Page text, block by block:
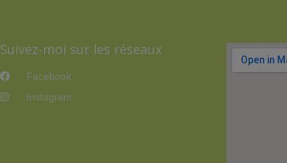
Suivez-moi sur les réseaux
Facebook
Instagram